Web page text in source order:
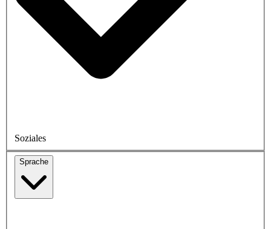
Soziales
Sprache